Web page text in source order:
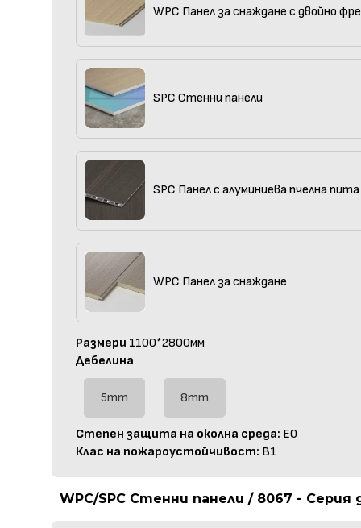
WPC Панел за снаждане с двойно
SPC Стенни панели
SPC Панел с алуминиева пчелна пита
WPC Панел за снаждане
Размери 1100*2800мм
Дебелина
5mm 8mm
Степен защита на околна среда: E0
Клас на пожароустойчивост: B1
WPC/SPC Стенни панели / 8067 - Серия